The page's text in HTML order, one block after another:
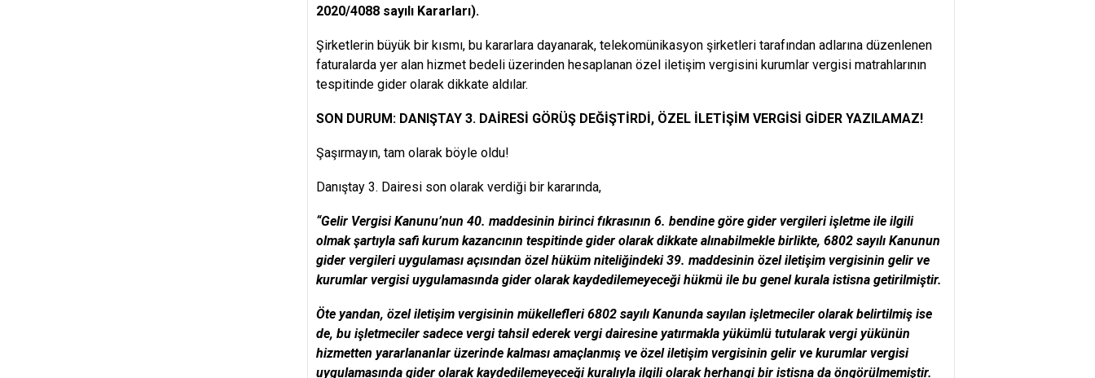
2020/4088 sayılı Kararları).
Şirketlerin büyük bir kısmı, bu kararlara dayanarak, telekomünikasyon şirketleri tarafından adlarına düzenlenen
faturalarda yer alan hizmet bedeli üzerinden hesaplanan özel iletişim vergisini kurumlar vergisi matrahlarının
tespitinde gider olarak dikkate aldılar.
SON DURUM: DANIŞTAY 3. DAİRESİ GÖRÜŞ DEĞİŞTİRDİ, ÖZEL İLETİŞİM VERGİSİ GİDER YAZILAMAZ!
Şaşırmayın, tam olarak böyle oldu!
Danıştay 3. Dairesi son olarak verdiği bir kararında,
“Gelir Vergisi Kanunu’nun 40. maddesinin birinci fıkrasının 6. bendine göre gider vergileri işletme ile ilgili
olmak şartıyla safi kurum kazancının tespitinde gider olarak dikkate alınabilmekle birlikte, 6802 sayılı Kanunun
gider vergileri uygulaması açısından özel hüküm niteliğindeki 39. maddesinin özel iletişim vergisinin gelir ve
kurumlar vergisi uygulamasında gider olarak kaydedilemeyeceği hükmü ile bu genel kurala istisna getirilmiştir.
Öte yandan, özel iletişim vergisinin mükellefleri 6802 sayılı Kanunda sayılan işletmeciler olarak belirtilmiş ise
de, bu işletmeciler sadece vergi tahsil ederek vergi dairesine yatırmakla yükümlü tutularak vergi yükünün
hizmetten yararlananlar üzerinde kalması amaçlanmış ve özel iletişim vergisinin gelir ve kurumlar vergisi
uygulamasında gider olarak kaydedilemeyeceği kuralıyla ilgili olarak herhangi bir istisna da öngörülmemiştir.